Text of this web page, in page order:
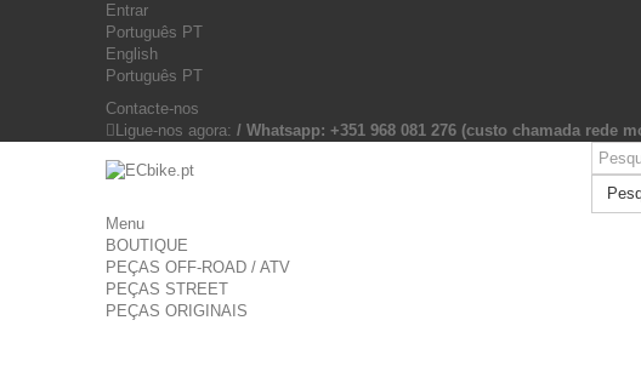
Entrar
Português PT
English
Português PT
Contacte-nos
Ligue-nos agora: / Whatsapp: +351 968 081 276 (custo chamada rede
Menu
BOUTIQUE
PEÇAS OFF-ROAD / ATV
PEÇAS STREET
PEÇAS ORIGINAIS